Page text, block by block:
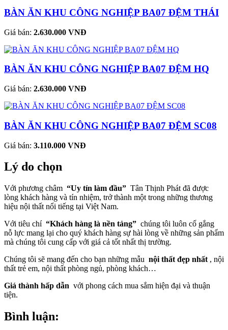
BÀN ĂN KHU CÔNG NGHIỆP BA07 ĐỆM THÁI
Giá bán: 2.630.000 VNĐ
BÀN ĂN KHU CÔNG NGHIỆP BA07 ĐỆM HQ
Giá bán: 2.630.000 VNĐ
BÀN ĂN KHU CÔNG NGHIỆP BA07 ĐỆM SC08
Giá bán: 3.110.000 VNĐ
Lý do chọn
Với phương châm “Uy tín làm đầu” Tân Thịnh Phát đã được
lòng khách hàng và tín nhiệm, trở thành một trong những thương
hiệu nội thất nổi tiếng tại Việt Nam.
Với tiêu chí “Khách hàng là nền tảng” chúng tôi luôn cố gắng
nỗ lực mang lại cho quý khách hàng sự hài lòng về những sản phẩm
mà chúng tôi cung cấp với giá cả tốt nhất thị trường.
Chúng tôi sẽ mang đến cho bạn những mẫu nội thất đẹp nhất , nội
thất trẻ em, nội thất phòng ngủ, phòng khách…
Giá thành hấp dẫn với phong cách mua sắm hiện đại và thuận
tiện.
Bình luận: